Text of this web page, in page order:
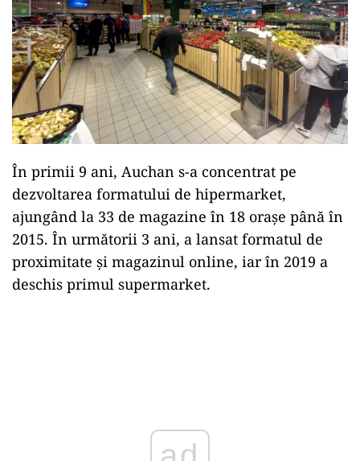
În primii 9 ani, Auchan s-a concentrat pe
dezvoltarea formatului de hipermarket,
ajungând la 33 de magazine în 18 orașe până în
2015. În următorii 3 ani, a lansat formatul de
proximitate și magazinul online, iar în 2019 a
deschis primul supermarket.